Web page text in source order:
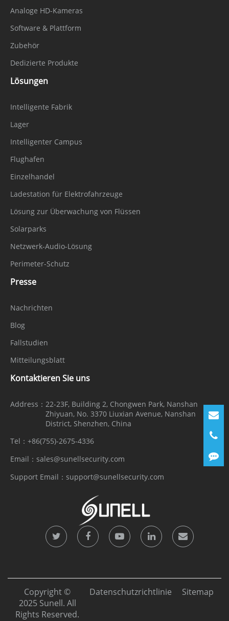
Analoge HD-Kameras
Software & Plattform
Zubehör
Dedizierte Produkte
Lösungen
Intelligente Fabrik
Lager
Intelligenter Campus
Flughafen
Einzelhandel
Ladestation für Elektrofahrzeuge
Lösung zur Überwachung von Flüssen
Solarparks
Netzwerk-Audio-Lösung
Perimeter-Schutz
Presse
Nachrichten
Blog
Fallstudien
Mitteilungsblatt
Kontaktieren Sie uns
Address： 22-23F, Building 2, Chongwen Park, Nanshan
Zhiyuan, No. 3370 Liuxian Avenue, Nanshan
District, Shenzhen, China
Tel： +86(755)-2675-4336
Email： sales@sunellsecurity.com
Support Email： support@sunellsecurity.com
Copyright ©
2025 Sunell. All
Rights Reserved.
Datenschutzrichtlinie Sitemap